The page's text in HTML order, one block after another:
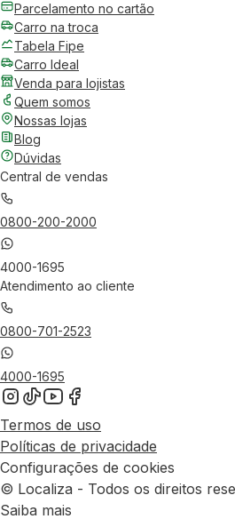
Parcelamento no cartão
Carro na troca
Tabela Fipe
Carro Ideal
Venda para lojistas
Quem somos
Nossas lojas
Blog
Dúvidas
Central de vendas
0800-200-2000
4000-1695
Atendimento ao cliente
0800-701-2523
4000-1695
Termos de uso
Políticas de privacidade
Configurações de cookies
© Localiza - Todos os direitos
Saiba mais